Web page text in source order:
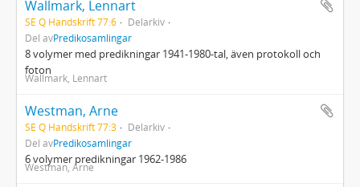
Wallmark, Lennart
SE Q Handskrift 77:6
Delarkiv
Del avPredikosamlingar
8 volymer med predikningar 1941-1980-tal, även protokoll och
foton
Wallmark, Lennart
Westman, Arne
SE Q Handskrift 77:3
Delarkiv
Del avPredikosamlingar
6 volymer predikningar 1962-1986
Westman, Arne